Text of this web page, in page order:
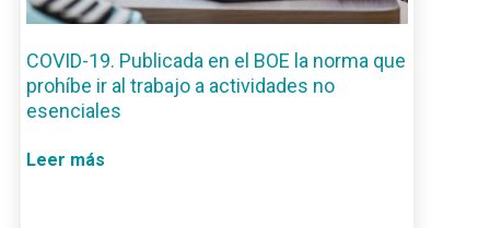
COVID-19. Publicada en el BOE la norma que
prohíbe ir al trabajo a actividades no
esenciales
Leer más